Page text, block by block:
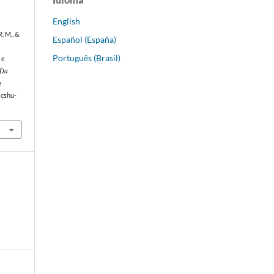
M., &
e
English
Español (España)
Português (Brasil)